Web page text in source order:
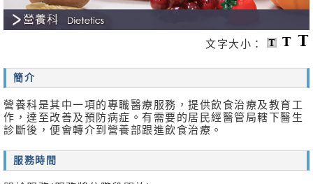
業
人
消
息
活
動
關
於
我
文字大小：
簡介
營養科是其中一項的專職醫療服務，提供飲食治療及教育工
作，達至改善及預防病症。有需要的居民經醫管局轄下醫生
診斷後，便會轉介到營養部跟進飲食治療。
服務時間